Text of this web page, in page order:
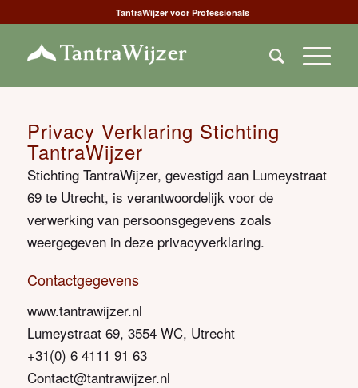
TantraWijzer voor Professionals
Privacy Verklaring Stichting
TantraWijzer
Stichting TantraWijzer, gevestigd aan Lumeystraat
69 te Utrecht, is verantwoordelijk voor de
verwerking van persoonsgegevens zoals
weergegeven in deze privacyverklaring.
Contactgegevens
www.tantrawijzer.nl
Lumeystraat 69, 3554 WC, Utrecht
+31(0) 6 4111 91 63
Contact@tantrawijzer.nl